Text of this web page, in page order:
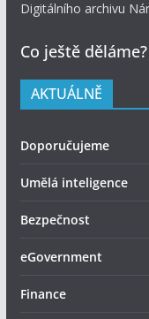
Digitálního archivu
Co ještě děláme?
AKTUÁLNĚ
Doporučujeme
Umělá inteligence
Bezpečnost
eGovernment
Finance